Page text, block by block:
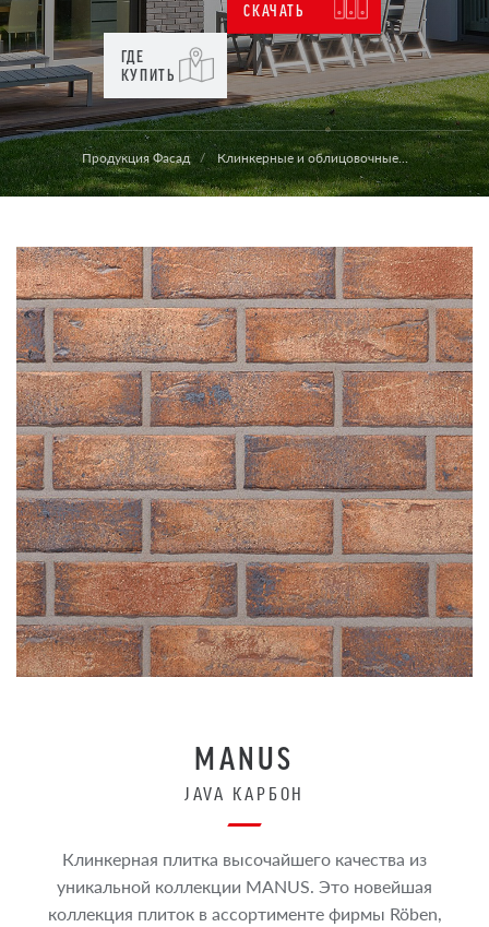
ГДЕ
КУПИТЬ
СКАЧАТЬ
Продукция Фасад Клинкерные и облицовочные...
MANUS
JAVA КАРБОН
Клинкерная плитка высочайшего качества из
уникальной коллекции MANUS. Это новейшая
коллекция плиток в ассортименте фирмы Röben,